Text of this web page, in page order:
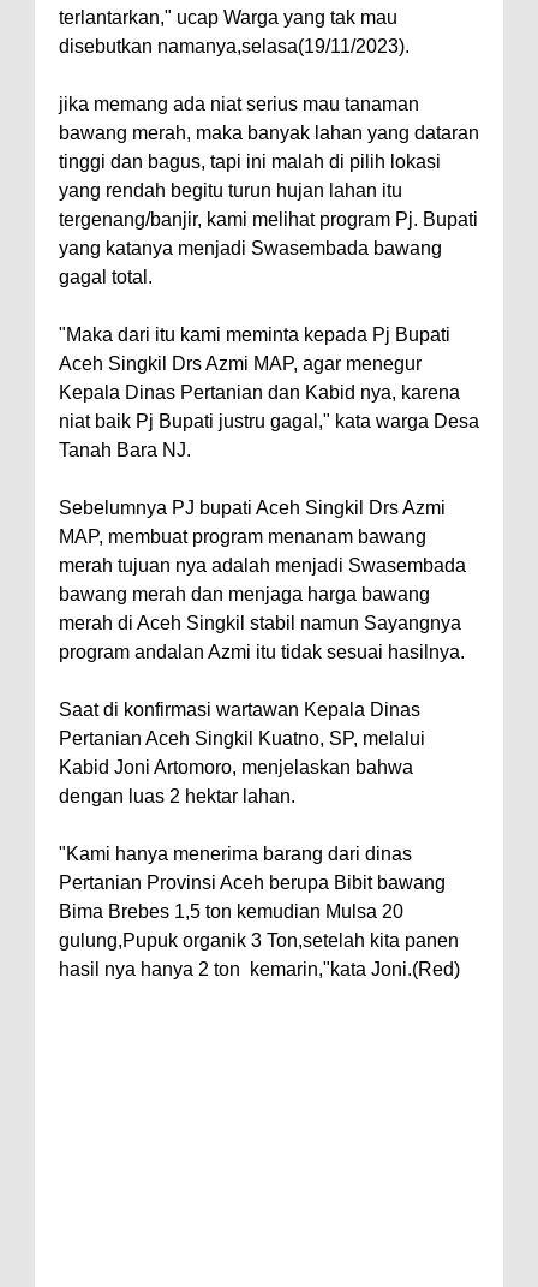
terlantarkan," ucap Warga yang tak mau
disebutkan namanya,selasa(19/11/2023).
jika memang ada niat serius mau tanaman
bawang merah, maka banyak lahan yang dataran
tinggi dan bagus, tapi ini malah di pilih lokasi
yang rendah begitu turun hujan lahan itu
tergenang/banjir, kami melihat program Pj. Bupati
yang katanya menjadi Swasembada bawang
gagal total.
"Maka dari itu kami meminta kepada Pj Bupati
Aceh Singkil Drs Azmi MAP, agar menegur
Kepala Dinas Pertanian dan Kabid nya, karena
niat baik Pj Bupati justru gagal," kata warga Desa
Tanah Bara NJ.
Sebelumnya PJ bupati Aceh Singkil Drs Azmi
MAP, membuat program menanam bawang
merah tujuan nya adalah menjadi Swasembada
bawang merah dan menjaga harga bawang
merah di Aceh Singkil stabil namun Sayangnya
program andalan Azmi itu tidak sesuai hasilnya.
Saat di konfirmasi wartawan Kepala Dinas
Pertanian Aceh Singkil Kuatno, SP, melalui
Kabid Joni Artomoro, menjelaskan bahwa
dengan luas 2 hektar lahan.
"Kami hanya menerima barang dari dinas
Pertanian Provinsi Aceh berupa Bibit bawang
Bima Brebes 1,5 ton kemudian Mulsa 20
gulung,Pupuk organik 3 Ton,setelah kita panen
hasil nya hanya 2 ton kemarin,"kata Joni.(Red)